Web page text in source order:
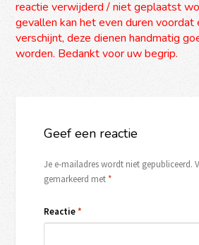
reactie verwijderd / niet geplaatst
gevallen kan het even duren voordat
verschijnt, deze dienen handmatig
worden. Bedankt voor uw begrip.
Geef een reactie
Je e-mailadres wordt niet gepubliceerd.
gemarkeerd met*
Reactie*